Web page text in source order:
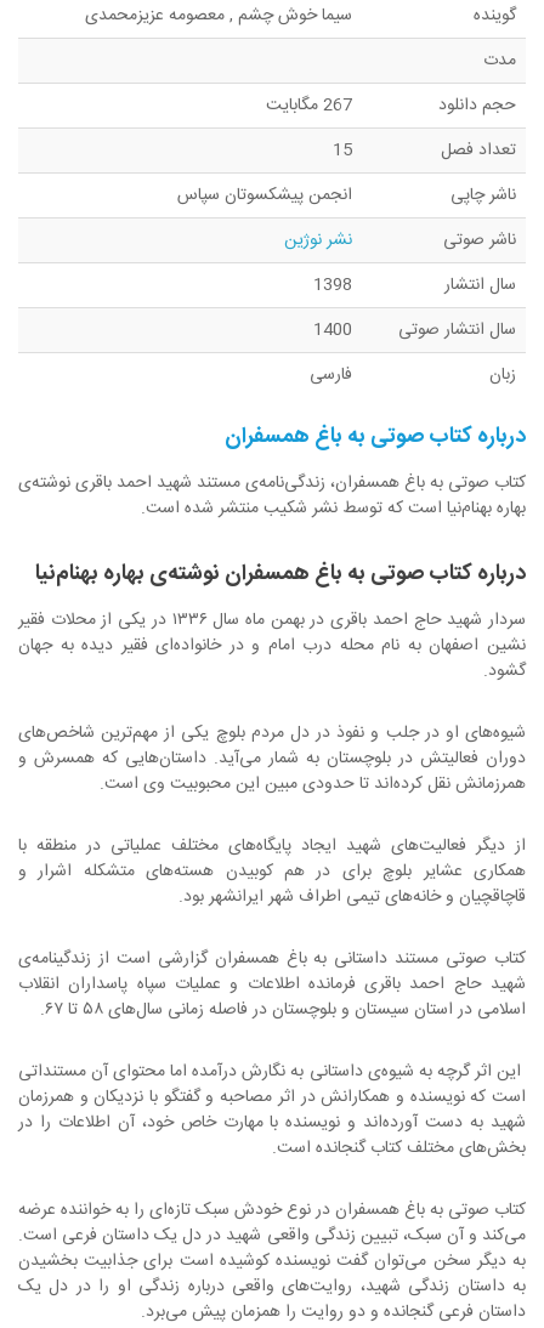
گوینده
سیما خوش چشم ,معصومه عزیزمحمدی
مدت
حجم دانلود
267 مگابایت
تعداد فصل
15
ناشر چاپی
انجمن پیشکسوتان سپاس
ناشر صوتی
نشر نوژین
سال انتشار
1398
سال انتشار صوتی
1400
زبان
فارسی
درباره کتاب صوتی به باغ همسفران
کتاب صوتی به باغ همسفران، زندگی‌نامه‌ی مستند شهید احمد باقری نوشته‌ی
بهاره بهنام‌نیا است که توسط نشر شکیب منتشر شده است.
درباره کتاب صوتی به باغ همسفران نوشته‌ی بهاره بهنام‌نیا
سردار شهید حاج احمد باقری در بهمن ماه سال ۱۳۳۶ در یکی از محلات فقیر
نشین اصفهان به نام محله درب امام و در خانواده‌ای فقیر دیده به جهان
گشود.
شیوه‌های او در جلب و نفوذ در دل مردم بلوچ یکی از مهم‌ترین شاخص‌های
دوران فعالیتش در بلوچستان به شمار می‌آید. داستان‌هایی که همسرش و
همرزمانش نقل کرده‌اند تا حدودی مبین این محبوبیت وی است.
از دیگر فعالیت‌های شهید ایجاد پایگاه‌های مختلف عملیاتی در منطقه با
همکاری عشایر بلوچ برای در هم کوبیدن هسته‌های متشکله اشرار و
قاچاقچیان و خانه‌های تیمی اطراف شهر ایرانشهر بود.
کتاب صوتی مستند داستانی به باغ همسفران گزارشی است از زندگینامه‌ی
شهید حاج احمد باقری فرمانده اطلاعات و عملیات سپاه پاسداران انقلاب
اسلامی در استان سیستان و بلوچستان در فاصله زمانی سال‌های ۵۸ تا ۶۷.
این اثر گرچه به شیوه‌ی داستانی به نگارش درآمده اما محتوای آن مستنداتی
است که نویسنده و همکارانش در اثر مصاحبه و گفتگو با نزدیکان و همرزمان
شهید به دست آورده‌اند و نویسنده با مهارت خاص خود، آن اطلاعات را در
بخش‌های مختلف کتاب گنجانده است.
کتاب صوتی بهباغ همسفران در نوع خودش سبک تازه‌ای را به خواننده عرضه
می‌کند و آن سبک، تبیین زندگی واقعی شهید در دل یک داستان فرعی است.
به دیگر سخن می‌توان گفت نویسنده کوشیده است برای جذابیت بخشیدن
به داستان زندگی شهید، روایت‌های واقعی درباره زندگی او را در دل یک
داستان فرعی گنجانده و دو روایت را همزمان پیش می‌برد.